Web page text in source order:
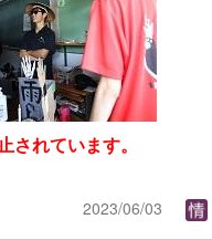
れています。
2023/06/03